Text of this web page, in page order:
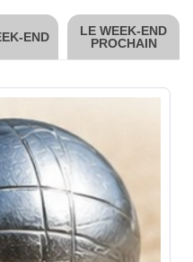
END
LE WEEK-END
PROCHAIN